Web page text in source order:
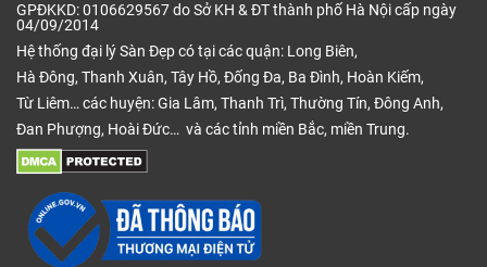
GPĐKKD: 0106629567 do Sở KH & ĐT thành phố Hà Nội cấp ngày
04/09/2014
Hệ thống đại lý Sàn Đẹp có tại các quận: Long Biên,
Hà Đông, Thanh Xuân, Tây Hồ, Đống Đa, Ba Đình, Hoàn Kiếm,
Từ Liêm… các huyện: Gia Lâm, Thanh Trì, Thường Tín, Đông Anh,
Đan Phượng, Hoài Đức… và các tỉnh miền Bắc, miền Trung.